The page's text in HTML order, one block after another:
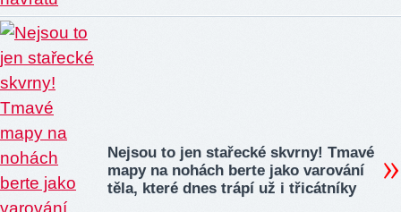
Nejsou to jen stařecké skvrny! Tmavé
mapy na nohách berte jako varování
těla, které dnes trápí už i třicátníky